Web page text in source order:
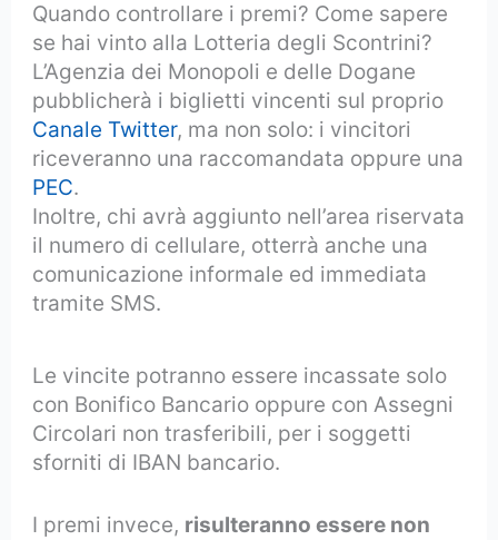
Quando controllare i premi? Come sapere
se hai vinto alla Lotteria degli Scontrini?
L’Agenzia dei Monopoli e delle Dogane
pubblicherà i biglietti vincenti sul proprio
Canale Twitter, ma non solo: i vincitori
riceveranno una raccomandata oppure una
PEC.
Inoltre, chi avrà aggiunto nell’area riservata
il numero di cellulare, otterrà anche una
comunicazione informale ed immediata
tramite SMS.
Le vincite potranno essere incassate solo
con Bonifico Bancario oppure con Assegni
Circolari non trasferibili, per i soggetti
sforniti di IBAN bancario.
I premi invece, risulteranno essere non